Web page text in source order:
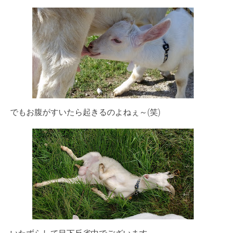
でもお腹がすいたら起きるのよねぇ～(笑)